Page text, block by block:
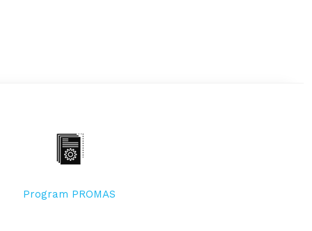
Program PROMAS